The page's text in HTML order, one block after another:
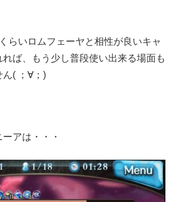
らいロムフェーヤと相性が良いキャ
ば、もう少し普段使い出来る場面も
ん( ；∀；)
アは・・・